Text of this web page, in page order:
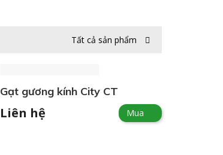
Tất cả sản phẩm
Gạt gương kính City CT
Liên hệ Mua